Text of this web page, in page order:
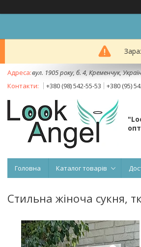
вул. 1905 року, б. 4, Кременчук,
+380 (98) 542-55-53
+380 (95)
Головна Каталог товарів
Стильна жіноча сукня,